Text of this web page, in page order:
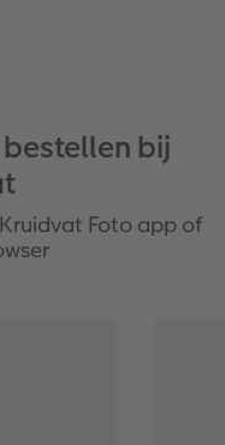
bij
Foto app of